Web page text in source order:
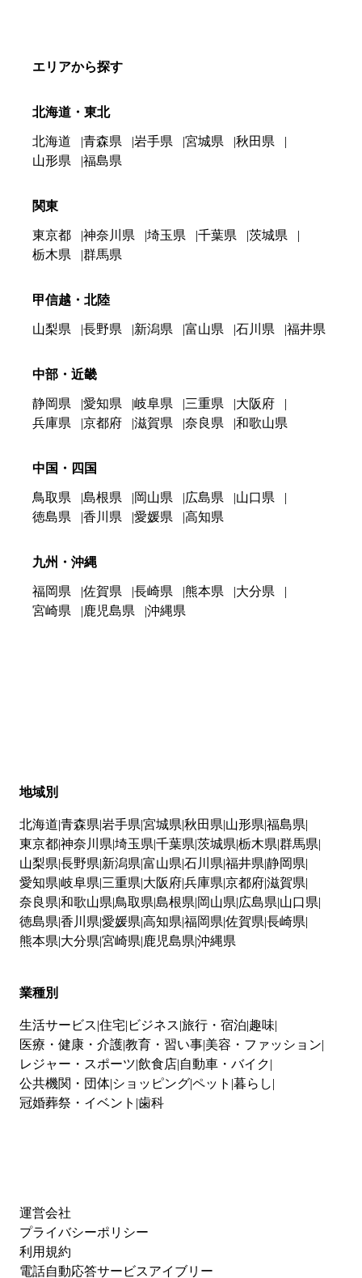
エリアから探す
北海道・東北
北海道 青森県 岩手県 宮城県
秋田県
山形県
福島県
関東
東京都 神奈川県 埼玉県 千葉県
茨城県
栃木県
群馬県
甲信越・北陸
山梨県 長野県 新潟県 富山県 石川県 福井県
中部・近畿
静岡県 愛知県 岐阜県 三重県
大阪府
兵庫県
京都府 滋賀県 奈良県 和歌山県
中国・四国
鳥取県 島根県 岡山県 広島県
山口県
徳島県
香川県 愛媛県 高知県
九州・沖縄
福岡県 佐賀県 長崎県 熊本県
大分県
宮崎県
鹿児島県 沖縄県
地域別
北海道 青森県 岩手県 宮城県 秋田県 山形県 福島県
東京都神奈川県 埼玉県 千葉県 茨城県 栃木県 群馬県
山梨県 長野県 新潟県 富山県 石川県 福井県 静岡県
愛知県 岐阜県 三重県 大阪府兵庫県 京都府滋賀県
奈良県 和歌山県 鳥取県 島根県 岡山県 広島県 山口県
徳島県 香川県 愛媛県 高知県 福岡県 佐賀県 長崎県
熊本県 大分県 宮崎県 鹿児島県 沖縄県
業種別
生活サービス 住宅 ビジネス 旅行・宿泊 趣味
医療・健康・介護教育・習い事 美容・ファッション
レジャー・スポーツ 飲食店 自動車・バイク
公共機関・団体 ショッピングペット 暮らし
冠婚葬祭・イベント 歯科
運営会社
プライバシーポリシー
利用規約
電話自動応答サービスアイブリー